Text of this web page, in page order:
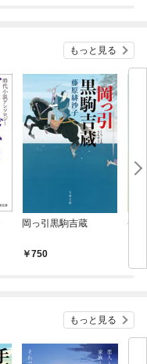
もっと見る
岡っ引黒駒吉蔵
750
番
もっと見る